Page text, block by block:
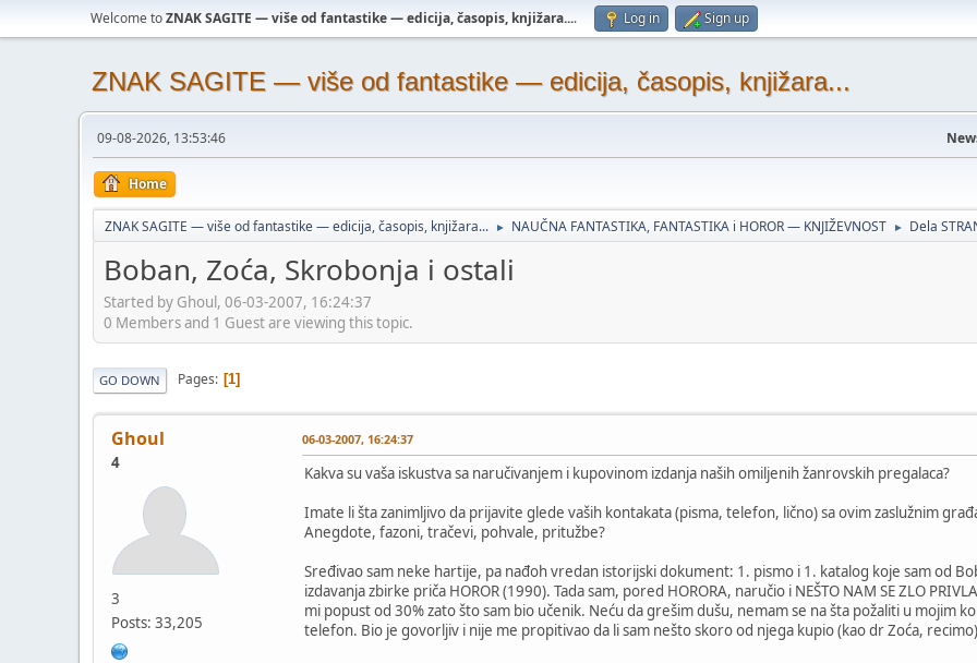
Welcome toZNAK SAGITE — više od fantastike — edicija, časopis, knjižara.... Log in Sign up
ZNAK SAGITE — više od fantastike — edicija, časopis, knjižara...
09-08-2026, 13:53:46
Home
ZNAK SAGITE — više od fantastike — edicija, časopis, knjižara... ► NAUČNA FANTASTIKA, FANTASTIKA i HOROR — KNJIŽEVNOST ► Dela
Boban, Zoća, Skrobonja i ostali
Started by Ghoul, 06-03-2007, 16:24:37
0 Members and 1 Guest are viewing this topic.
GO DOWN Pages 1
Ghoul
4
3
Posts: 33,205
06-03-2007, 16:24:37
Kakva su vaša iskustva sa naručivanjem i kupovinom izdanja naših omiljenih žanrovskih pregalaca?
Imate li šta zanimljivo da prijavite glede vaših kontakata (pisma, telefon, lično) sa ovim zaslužnim
Anegdote, fazoni, tračevi, pohvale, pritužbe?
Sređivao sam neke hartije, pa nađoh vredan istorijski dokument: 1. pismo i 1. katalog koje sam od
izdavanja zbirke priča HOROR (1990). Tada sam, pored HORORA, naručio i NEŠTO NAM SE ZLO
mi popust od 30% zato što sam bio učenik. Neću da grešim dušu, nemam se na šta požaliti u mojim
telefon. Bio je govorljiv i nije me propitivao da li sam nešto skoro od njega kupio (kao dr Zoća,